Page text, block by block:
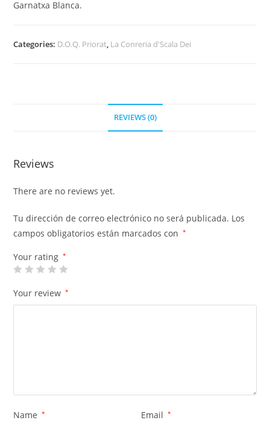
Garnatxa Blanca.
Categories: D.O.Q. Priorat, La Conreria d'Scala Dei
REVIEWS (0)
Reviews
There are no reviews yet.
Tu dirección de correo electrónico no será publicada. Los
campos obligatorios están marcados con
*
Your rating *
Your review *
Name * Email *